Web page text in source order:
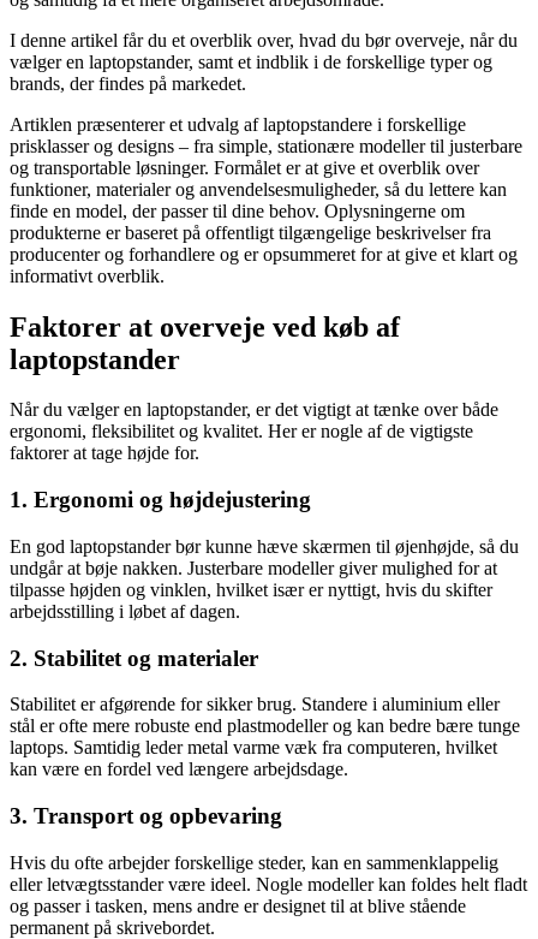
I denne artikel får du et overblik over, hvad du bør overveje, når du
vælger en laptopstander, samt et indblik i de forskellige typer og
brands, der findes på markedet.
Artiklen præsenterer et udvalg af laptopstandere i forskellige
prisklasser og designs – fra simple, stationære modeller til justerbare
og transportable løsninger. Formålet er at give et overblik over
funktioner, materialer og anvendelsesmuligheder, så du lettere kan
finde en model, der passer til dine behov. Oplysningerne om
produkterne er baseret på offentligt tilgængelige beskrivelser fra
producenter og forhandlere og er opsummeret for at give et klart og
informativt overblik.
Faktorer at overveje ved køb af
laptopstander
Når du vælger en laptopstander, er det vigtigt at tænke over både
ergonomi, fleksibilitet og kvalitet. Her er nogle af de vigtigste
faktorer at tage højde for.
1. Ergonomi og højdejustering
En god laptopstander bør kunne hæve skærmen til øjenhøjde, så du
undgår at bøje nakken. Justerbare modeller giver mulighed for at
tilpasse højden og vinklen, hvilket især er nyttigt, hvis du skifter
arbejdsstilling i løbet af dagen.
2. Stabilitet og materialer
Stabilitet er afgørende for sikker brug. Standere i aluminium eller
stål er ofte mere robuste end plastmodeller og kan bedre bære tunge
laptops. Samtidig leder metal varme væk fra computeren, hvilket
kan være en fordel ved længere arbejdsdage.
3. Transport og opbevaring
Hvis du ofte arbejder forskellige steder, kan en sammenklappelig
eller letvægtsstander være ideel. Nogle modeller kan foldes helt fladt
og passer i tasken, mens andre er designet til at blive stående
permanent på skrivebordet.